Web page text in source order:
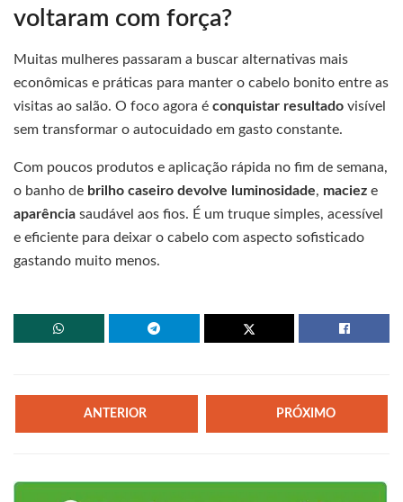
voltaram com força?
Muitas mulheres passaram a buscar alternativas mais
econômicas e práticas para manter o cabelo bonito entre as
visitas ao salão. O foco agora é conquistar resultado visível
sem transformar o autocuidado em gasto constante.
Com poucos produtos e aplicação rápida no fim de semana,
o banho de brilho caseiro devolve luminosidade, maciez e
aparência saudável aos fios. É um truque simples, acessível
e eficiente para deixar o cabelo com aspecto sofisticado
gastando muito menos.
ANTERIOR PRÓXIMO